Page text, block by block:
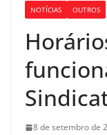
NOTÍCIAS OUTROS
8 de setembro de